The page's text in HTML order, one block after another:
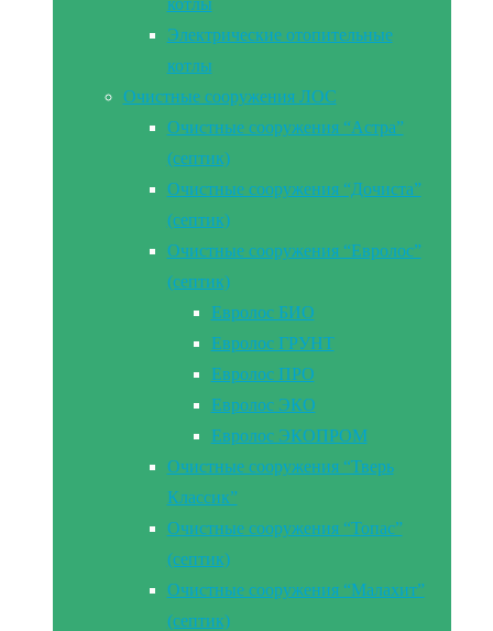
котлы
Электрические отопительные
котлы
Очистные сооружения ЛОС
Очистные сооружения “Астра”
(септик)
Очистные сооружения “Дочиста”
(септик)
Очистные сооружения “Евролос”
(септик)
Евролос БИО
Евролос ГРУНТ
Евролос ПРО
Евролос ЭКО
Евролос ЭКОПРОМ
Очистные сооружения “Тверь
Классик”
Очистные сооружения “Топас”
(септик)
Очистные сооружения “Малахит”
(септик)